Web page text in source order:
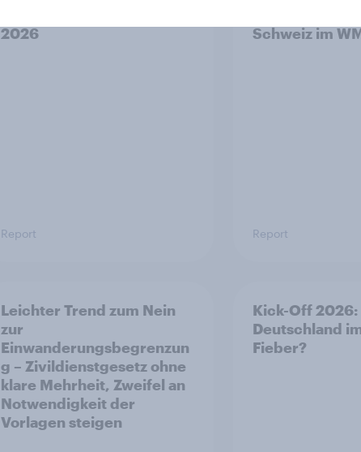
2026
Report
Schweiz im
Report
Leichter Trend zum Nein
zur
Einwanderungsbegrenzun
g – Zivildienstgesetz ohne
klare Mehrheit, Zweifel an
Notwendigkeit der
Vorlagen steigen
Kick-Off 2026:
Deutschland
Fieber?